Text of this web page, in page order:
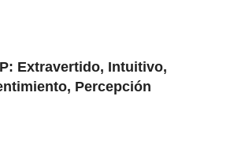
Extravertido, Intuitivo,
Percepción